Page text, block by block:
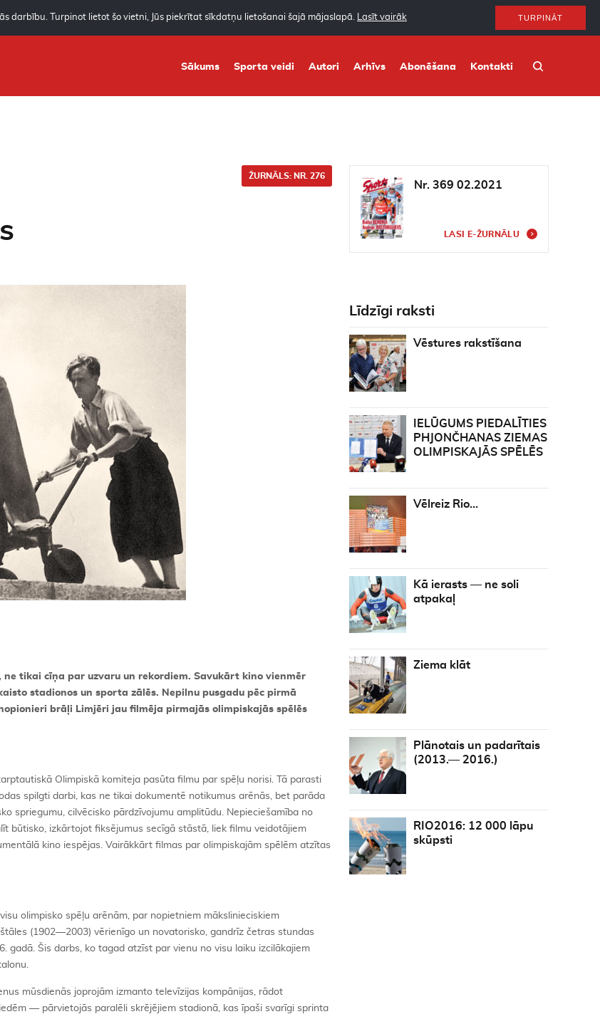
darbību. Turpinot lietot šo vietni, Jūs piekrītat sīkdatņu lietošanai šajā mājaslapā. Lasīt vairāk TURPINĀT
Sākums Sporta veidi Autori Arhīvs Abonēšana Kontakti
ŽURNĀLS: NR. 276
tikai cīņa par uzvaru un rekordiem. Savukārt kino vienmēr
stadionos un sporta zālēs. Nepilnu pusgadu pēc pirmā
brāļi Limjēri jau filmēja pirmajās olimpiskajās spēlēs
Olimpiskā komiteja pasūta filmu par spēļu norisi. Tā parasti
spilgti darbi, kas ne tikai dokumentē notikumus arēnās, bet parāda
spriegumu, cilvēcisko pārdzīvojumu amplitūdu. Nepieciešamība no
būtisko, izkārtojot fiksējumus secīgā stāstā, liek filmu veidotājiem
kino iespējas. Vairākkārt filmas par olimpiskajām spēlēm atzītas
olimpisko spēļu arēnām, par nopietniem mākslinieciskiem
(1902—2003) vērienīgo un novatorisko, gandrīz četras stundas
gadā. Šis darbs, ko tagad atzīst par vienu no visu laiku izcilākajiem
mūsdienās joprojām izmanto televīzijas kompānijas, rādot
— pārvietojās paralēli skrējējiem stadionā, kas īpaši svarīgi sprinta
Nr. 369 02.2021
LASI E-ŽURNĀLU
Līdzīgi raksti
Vēstures rakstīšana
IELŪGUMS PIEDALĪTIES
PHJONČHANAS ZIEMAS
OLIMPISKAJĀS SPĒLĒS
Vēlreiz Rio…
Kā ierasts — ne soli
atpakaļ
Ziema klāt
Plānotais un padarītais
(2013.— 2016.)
RIO2016: 12 000 lāpu
skūpsti